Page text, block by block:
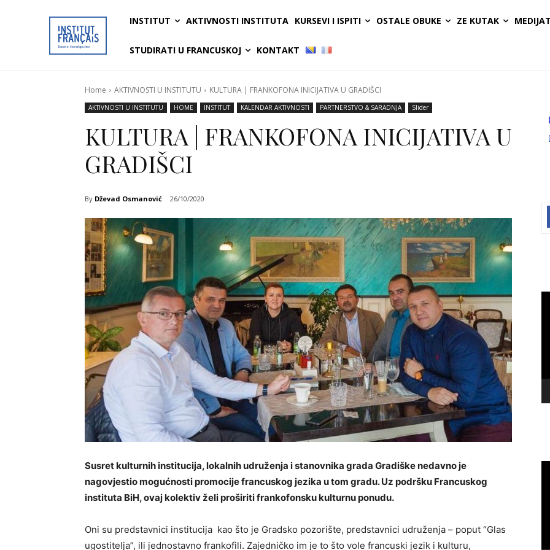
INSTITUT AKTIVNOSTI INSTITUTA KURSEVI I ISPITI OSTALE OBUKE ZE KUTAK
STUDIRATI U FRANCUSKOJ KONTAKT
Home AKTIVNOSTI U INSTITUTU KULTURA | FRANKOFONA INICIJATIVA U GRADIŠCI
AKTIVNOSTI U INSTITUTU HOME INSTITUT KALENDAR AKTIVNOSTI PARTNERSTVO & SARADNJA Slider
KULTURA | FRANKOFONA INICIJATIVA U
GRADIŠCI
By Dževad Osmanović 26/10/2020
Susret kulturnih institucija, lokalnih udruženja i stanovnika grada Gradiške nedavno je
nagovjestio mogućnosti promocije francuskog jezika u tom gradu. Uz podršku Francuskog
instituta BiH, ovaj kolektiv želi proširiti frankofonsku kulturnu ponudu.
Oni su predstavnici institucija kao što je Gradsko pozorište, predstavnici udruženja – poput “Glas
ugostitelja”, ili jednostavno frankofili. Zajedničko im je to što vole francuski jezik i kulturu,